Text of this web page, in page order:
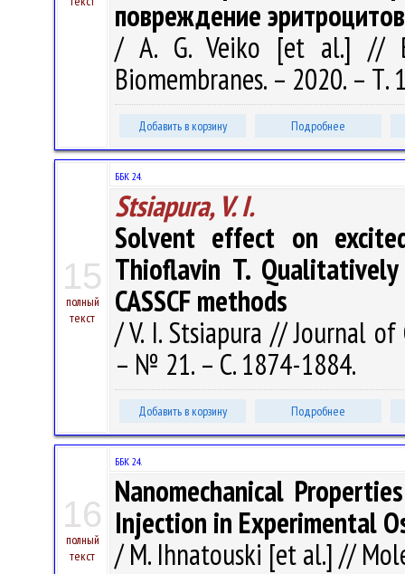
повреждение эритроцитов
/ A. G. Veiko [et al.] //
Biomembranes. – 2020. –
Добавить в корзину Подробнее
15
полный
текст
ББК 24.
Stsiapura, V. I.
Solvent effect on
Thioflavin T.
CASSCF methods
/ V. I. Stsiapura // Journal
– № 21. – С. 1874-1884.
Добавить в корзину Подробнее
16
полный
текст
ББК 24.
Nanomechanical
Injection in Experimental
/ M. Ihnatouski [et al.] //